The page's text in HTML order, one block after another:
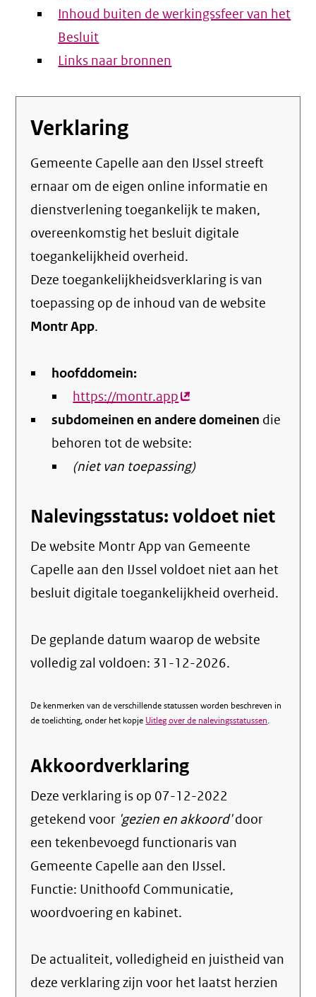
Inhoud buiten de werkingssfeer van het
Besluit
Links naar bronnen
Verklaring
Gemeente Capelle aan den IJssel streeft
ernaar om de eigen online informatie en
dienstverlening toegankelijk te maken,
overeenkomstig het besluit digitale
toegankelijkheid overheid.
Deze toegankelijkheidsverklaring is van
toepassing op de inhoud van de website
Montr App.
hoofddomein:
https://montr.app(externe
link)
subdomeinen en andere domeinen die
behoren tot de website:
(niet van toepassing)
Nalevingsstatus: voldoet niet
De website Montr App van Gemeente
Capelle aan den IJssel voldoet niet aan het
besluit digitale toegankelijkheid overheid.
De geplande datum waarop de website
volledig zal voldoen: 31-12-2026.
De kenmerken van de verschillende statussen worden beschreven in
de toelichting, onder het kopje Uitleg over de nalevingsstatussen.
Akkoordverklaring
Deze verklaring is op 07-12-2022
getekend voor 'gezien en akkoord'door
een tekenbevoegd functionaris van
Gemeente Capelle aan den IJssel.
Functie: Unithoofd Communicatie,
woordvoering en kabinet.
De actualiteit, volledigheid en juistheid van
deze verklaring zijn voor het laatst herzien